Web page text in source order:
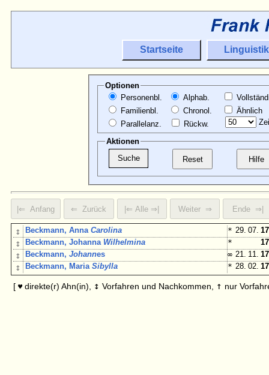
Startseite Linguistik
Optionen
Personenbl.
Familienbl.
Parallelanz.
Alphab.
Chronol.
Rückw.
Ähnlich
Aktionen
↕ Beckmann, AnnaCarolina * 29. 07.
↕ Beckmann, Johanna Wilhelmina *
↕ Beckmann,Johannes ∞ 21. 11.
↕ Beckmann, MariaSibylla * 28. 02.
[ ♥ direkte(r) Ahn(in), ↕ Vorfahren und Nachkommen, ↑ nur